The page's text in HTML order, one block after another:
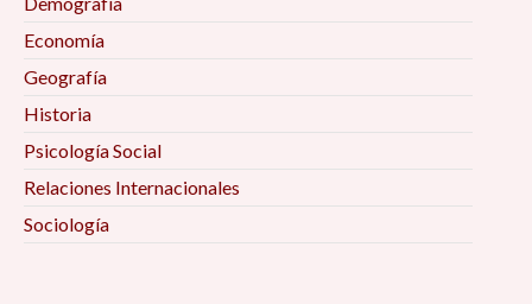
Habitabilidad en el Espacio Público 6:00 pm
pm
Para empezar a negarlo todo: Siete notas
Economía
Geografía
Historia
Psicología Social
Relaciones Internacionales
Sociología